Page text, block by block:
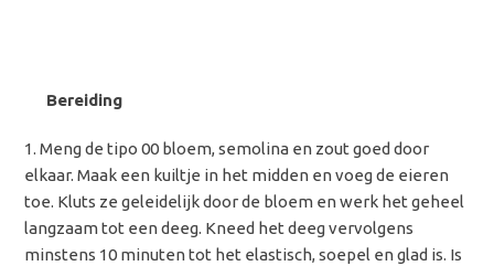
Bereiding
Meng de tipo 00 bloem, semolina en zout goed door
elkaar. Maak een kuiltje in het midden en voeg de eieren
toe. Kluts ze geleidelijk door de bloem en werk het geheel
langzaam tot een deeg. Kneed het deeg vervolgens
minstens 10 minuten tot het elastisch, soepel en glad is. Is